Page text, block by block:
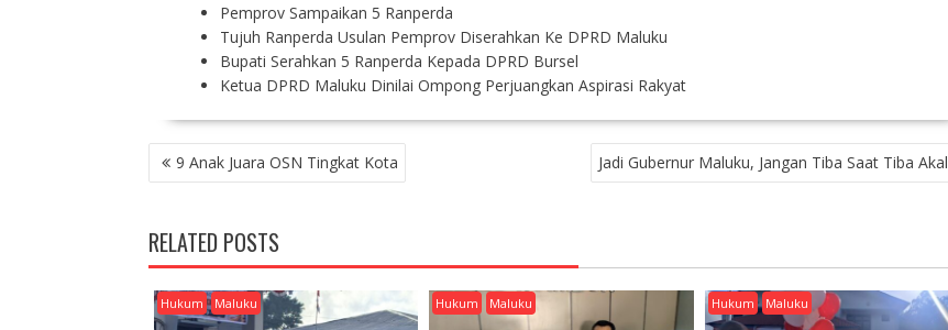
Pemprov Sampaikan 5 Ranperda
Tujuh Ranperda Usulan Pemprov Diserahkan Ke DPRD Maluku
Bupati Serahkan 5 Ranperda Kepada DPRD Bursel
Ketua DPRD Maluku Dinilai Ompong Perjuangkan Aspirasi Rakyat
P
O
T
N
A
V
9 Anak Juara OSN Tingkat Kota Jadi Gubernur Maluku, Jangan Tiba Saat Tiba Akal
RELATED POSTS
Hukum Maluku Hukum Maluku Hukum Maluku